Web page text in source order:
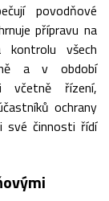
povodňové
přípravu na
kontrolu všech
a v období
včetně řízení,
ochrany
své činnosti řídí